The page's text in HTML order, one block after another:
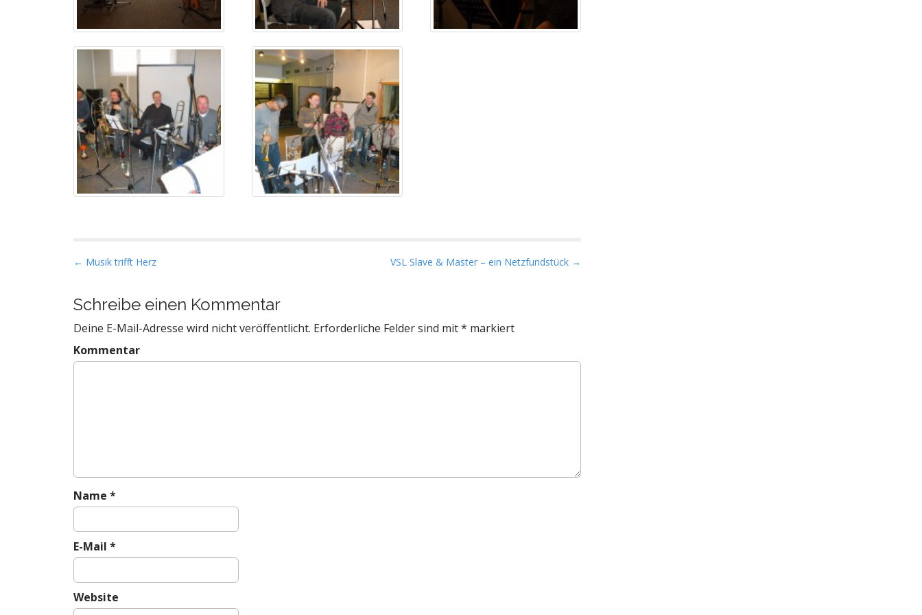
P
s
t
n
a
v
o
n
← Musik trifft Herz VSL Slave & Master – ein Netzfundstück →
Schreibe einen Kommentar
Deine E-Mail-Adresse wird nicht veröffentlicht. Erforderliche Felder sind mit* markiert
Kommentar
Name *
E-Mail *
Website